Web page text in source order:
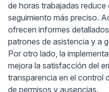
de horas trabajadas
seguimiento más preciso.
ofrecen informes
patrones de asistencia y a
Por otro lado, la
mejora la satisfacción del
transparencia en el control
de permisos y ausencias.